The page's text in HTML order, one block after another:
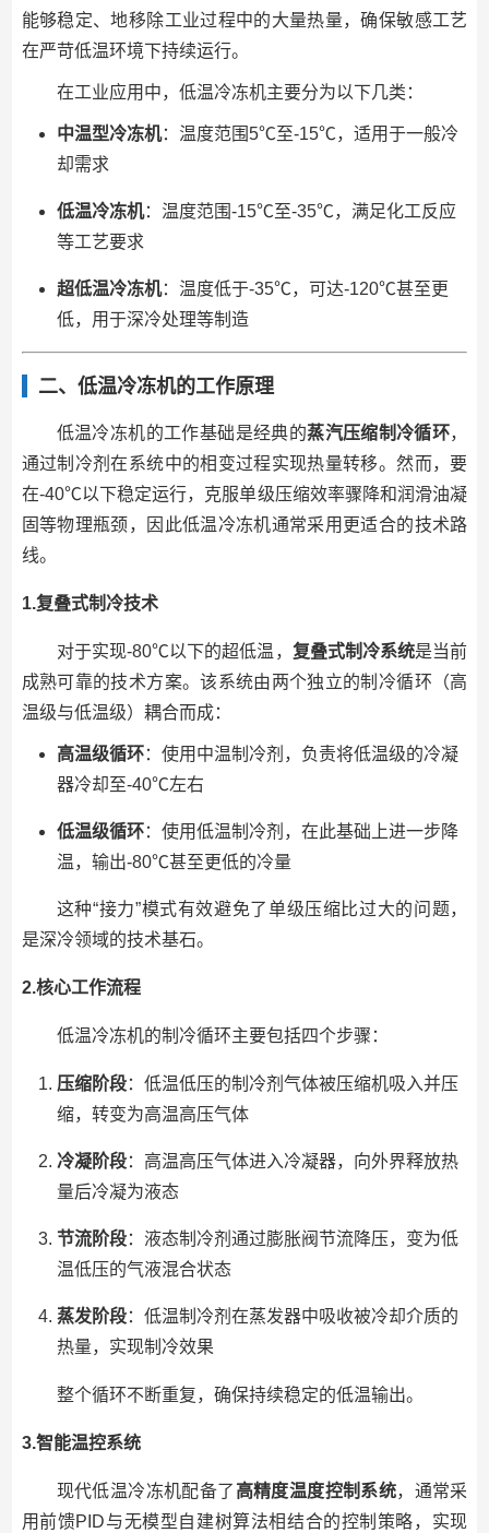
能够稳定、地移除工业过程中的大量热量，确保敏感工艺
在严苛低温环境下持续运行。
在工业应用中，低温冷冻机主要分为以下几类：
中温型冷冻机：温度范围5℃至-15℃，适用于一般冷
却需求
低温冷冻机：温度范围-15℃至-35℃，满足化工反应
等工艺要求
超低温冷冻机：温度低于-35℃，可达-120℃甚至更
低，用于深冷处理等制造
二、低温冷冻机的工作原理
低温冷冻机的工作基础是经典的蒸汽压缩制冷循环，
通过制冷剂在系统中的相变过程实现热量转移。然而，要
在-40℃以下稳定运行，克服单级压缩效率骤降和润滑油凝
固等物理瓶颈，因此低温冷冻机通常采用更适合的技术路
线。
1.复叠式制冷技术
对于实现-80℃以下的超低温， 复叠式制冷系统是当前
成熟可靠的技术方案。该系统由两个独立的制冷循环（高
温级与低温级）耦合而成：
高温级循环：使用中温制冷剂，负责将低温级的冷凝
器冷却至-40℃左右
低温级循环：使用低温制冷剂，在此基础上进一步降
温，输出-80℃甚至更低的冷量
这种“接力”模式有效避免了单级压缩比过大的问题，
是深冷领域的技术基石。
2.核心工作流程
低温冷冻机的制冷循环主要包括四个步骤：
压缩阶段：低温低压的制冷剂气体被压缩机吸入并压
缩，转变为高温高压气体
冷凝阶段：高温高压气体进入冷凝器，向外界释放热
量后冷凝为液态
节流阶段：液态制冷剂通过膨胀阀节流降压，变为低
温低压的气液混合状态
蒸发阶段：低温制冷剂在蒸发器中吸收被冷却介质的
热量，实现制冷效果
整个循环不断重复，确保持续稳定的低温输出。
3.智能温控系统
现代低温冷冻机配备了 高精度温度控制系统，通常采
用前馈PID与无模型自建树算法相结合的控制策略，实现